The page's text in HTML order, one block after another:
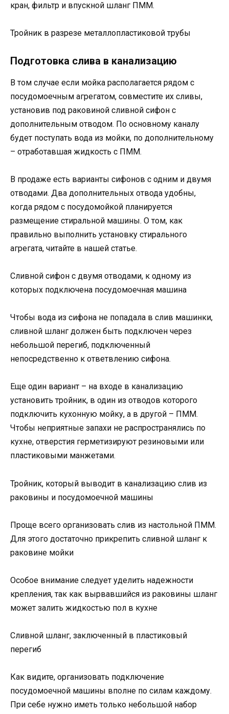
кран, фильтр и впускной шланг ПММ.
Тройник в разрезе металлопластиковой трубы
Подготовка слива в канализацию
В том случае если мойка располагается рядом с
посудомоечным агрегатом, совместите их сливы,
установив под раковиной сливной сифон с
дополнительным отводом. По основному каналу
будет поступать вода из мойки, по дополнительному
– отработавшая жидкость с ПММ.
В продаже есть варианты сифонов с одним и двумя
отводами. Два дополнительных отвода удобны,
когда рядом с посудомойкой планируется
размещение стиральной машины. О том, как
правильно выполнить установку стирального
агрегата, читайте в нашей статье.
Сливной сифон с двумя отводами, к одному из
которых подключена посудомоечная машина
Чтобы вода из сифона не попадала в слив машинки,
сливной шланг должен быть подключен через
небольшой перегиб, подключенный
непосредственно к ответвлению сифона.
Еще один вариант ­– на входе в канализацию
установить тройник, в один из отводов которого
подключить кухонную мойку, а в другой – ПММ.
Чтобы неприятные запахи не распространялись по
кухне, отверстия герметизируют резиновыми или
пластиковыми манжетами.
Тройник, который выводит в канализацию слив из
раковины и посудомоечной машины
Проще всего организовать слив из настольной ПММ.
Для этого достаточно прикрепить сливной шланг к
раковине мойки
Особое внимание следует уделить надежности
крепления, так как вырвавшийся из раковины шланг
может залить жидкостью пол в кухне
Сливной шланг, заключенный в пластиковый
перегиб
Как видите, организовать подключение
посудомоечной машины вполне по силам каждому.
При себе нужно иметь только небольшой набор